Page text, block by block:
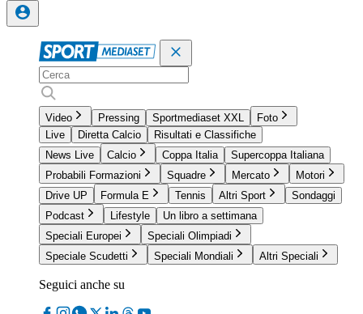
Video Pressing Sportmediaset XXL
Foto
Live
Diretta Calcio
Risultati e Classifiche
News Live
Calcio Coppa Italia
Supercoppa Italiana
Probabili Formazioni
Squadre Mercato
Motori
Drive UP
Formula E Tennis Altri Sport
Sondaggi
Podcast
Lifestyle
Un libro a settimana
Speciali Europei
Speciali Olimpiadi
Speciale Scudetti
Speciali Mondiali Altri Speciali
Seguici anche su